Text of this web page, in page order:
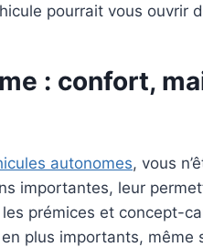
pourrait vous ouvrir
: confort,
autonomes, vous
importantes, leur
prémices et concept-
plus importants, même